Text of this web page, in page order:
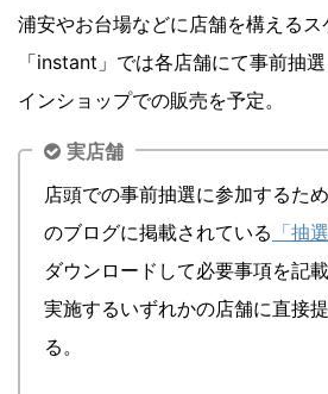
浦安やお台場などに店舗を構える
「instant」では各店舗にて事前抽
インショップでの販売を予定。
実店舗
店頭での事前抽選に参加するた
のブログに掲載されている 「抽
ダウンロードして必要事項を記
実施するいずれかの店舗に直接
る。